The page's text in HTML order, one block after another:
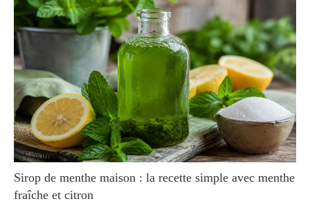
Sirop de menthe maison : la recette simple avec menthe
fraîche et citron